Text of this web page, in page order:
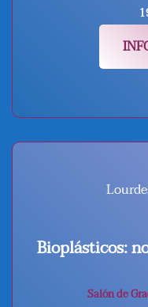
Bioplásticos:
Salón de